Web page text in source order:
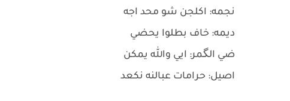
نجمه: اكلجن شو محد اجه
ديمه: خاف بطلوا يحضي
ضي الگمر: ايي والله يمكن
اصيل: حرامات عبالنه نكعد